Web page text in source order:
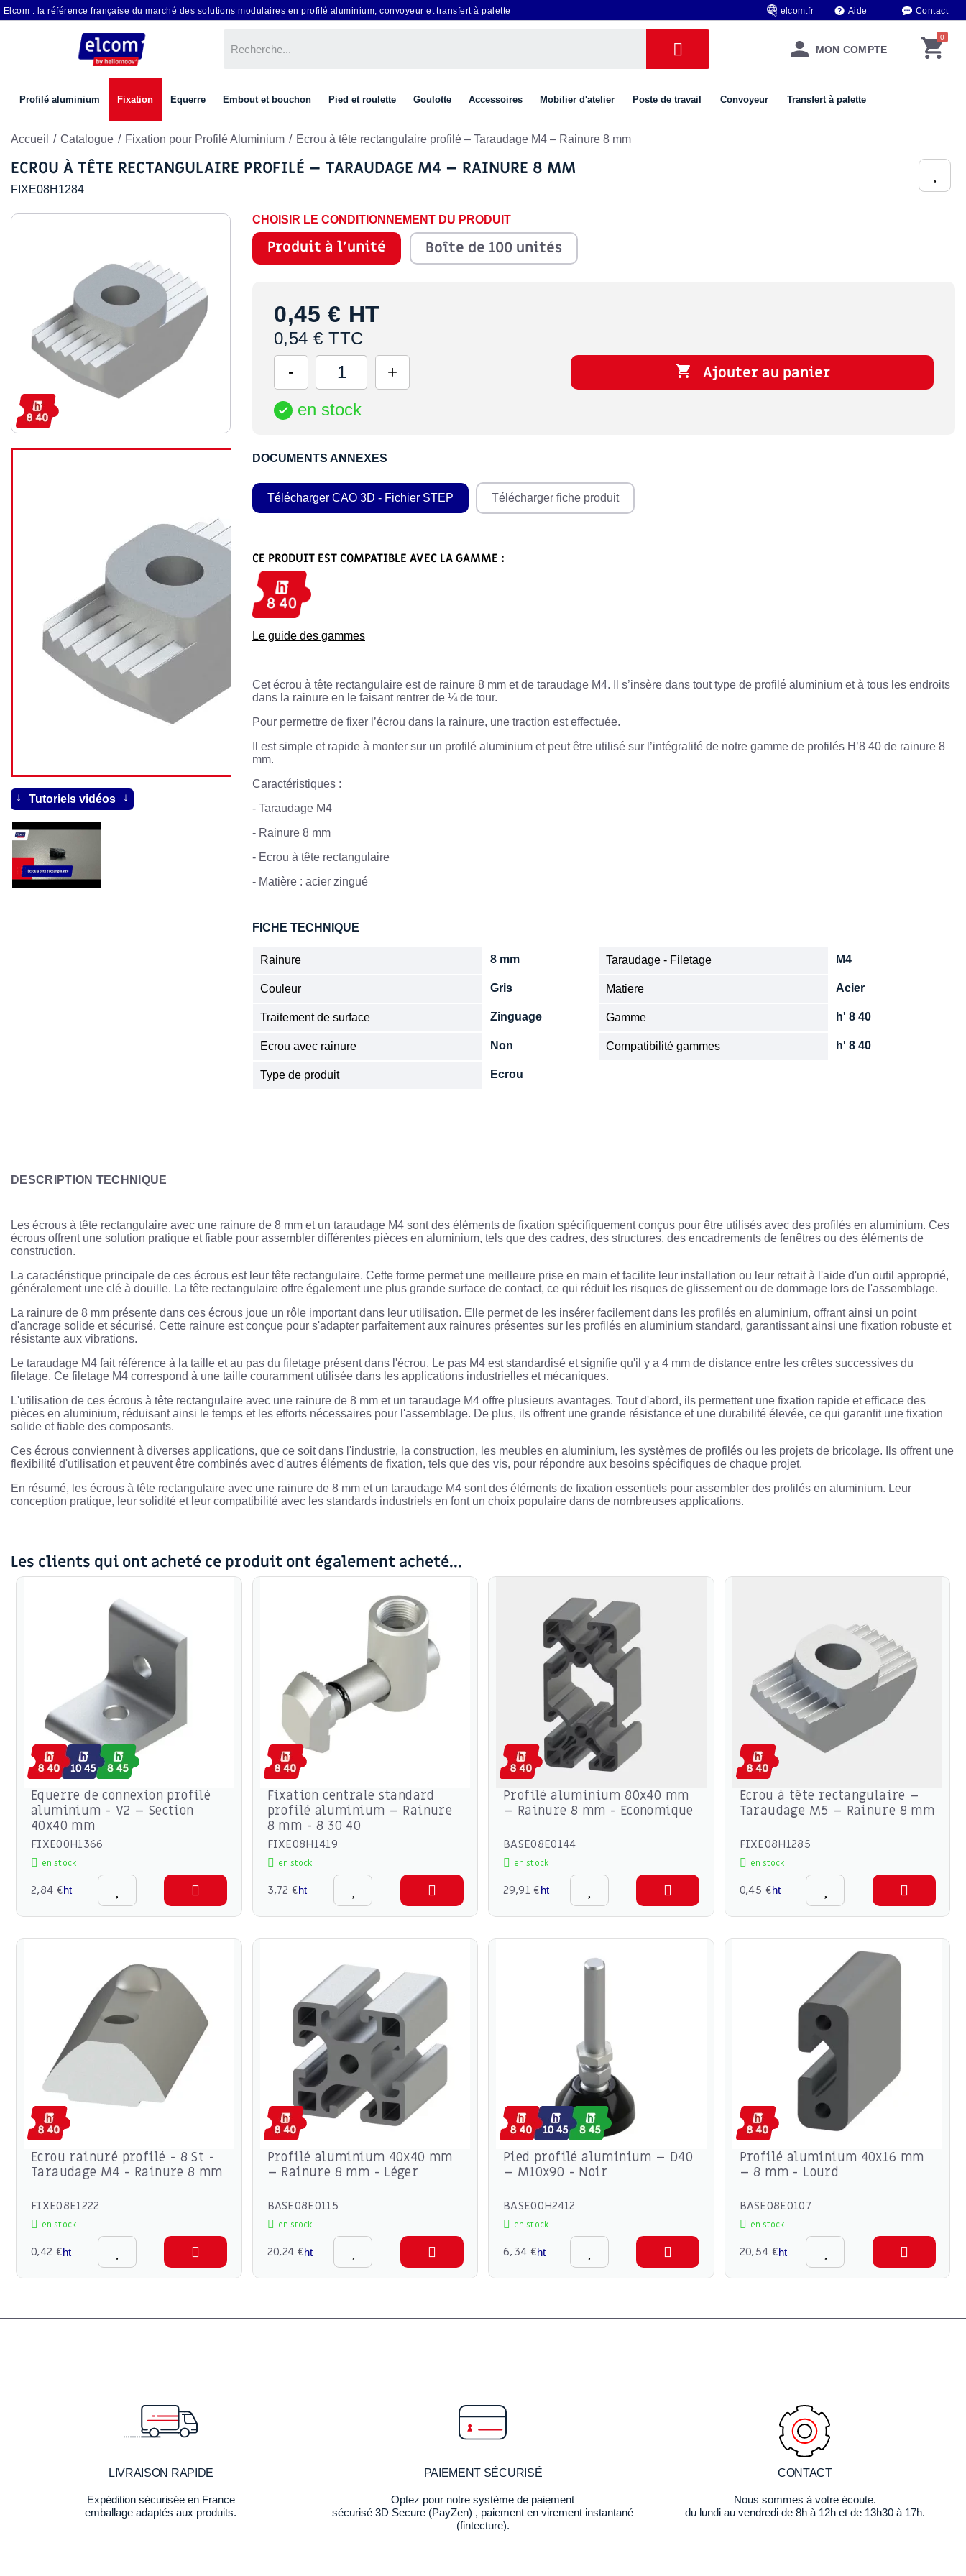
Elcom : la référence française du marché des solutions modulaires en profilé aluminium, convoyeur et transfert à palette elcom.fr Aide Contact
MON COMPTE
Profilé aluminium Fixation Equerre Embout et bouchon Pied et roulette Goulotte Accessoires Mobilier d'atelier Poste de travail Convoyeur Transfert à palette
Accueil Catalogue Fixation pour Profilé Aluminium Ecrou à tête rectangulaire profilé – Taraudage M4 – Rainure 8 mm
ECROU À TÊTE RECTANGULAIRE PROFILÉ – TARAUDAGE M4 – RAINURE 8 MM
FIXE08H1284
Tutoriels vidéos
CHOISIR LE CONDITIONNEMENT DU PRODUIT
Produit à l'unité Boîte de 100 unités
0,45 € HT
0,54 € TTC
 Ajouter au panier
 en stock
DOCUMENTS ANNEXES
Télécharger CAO 3D - Fichier STEP Télécharger fiche produit
CE PRODUIT EST COMPATIBLE AVEC LA GAMME :
Le guide des gammes
Cet écrou à tête rectangulaire est de rainure 8 mm et de taraudage M4. Il s’insère dans tout type de profilé aluminium et à tous les endroits
dans la rainure en le faisant rentrer de ¼ de tour.
Pour permettre de fixer l’écrou dans la rainure, une traction est effectuée.
Il est simple et rapide à monter sur un profilé aluminium et peut être utilisé sur l’intégralité de notre gamme de profilés H’8 40 de rainure 8
mm.
Caractéristiques :
- Taraudage M4
- Rainure 8 mm
- Ecrou à tête rectangulaire
- Matière : acier zingué
FICHE TECHNIQUE
Rainure 8 mm Taraudage - Filetage M4
Couleur Gris Matiere Acier
Traitement de surface Zinguage Gamme h' 8 40
Ecrou avec rainure Non Compatibilité gammes h' 8 40
Type de produit Ecrou
DESCRIPTION TECHNIQUE
Les écrous à tête rectangulaire avec une rainure de 8 mm et un taraudage M4 sont des éléments de fixation spécifiquement conçus pour être utilisés avec des profilés en aluminium. Ces
écrous offrent une solution pratique et fiable pour assembler différentes pièces en aluminium, tels que des cadres, des structures, des encadrements de fenêtres ou des éléments de
construction.
La caractéristique principale de ces écrous est leur tête rectangulaire. Cette forme permet une meilleure prise en main et facilite leur installation ou leur retrait à l'aide d'un outil approprié,
généralement une clé à douille. La tête rectangulaire offre également une plus grande surface de contact, ce qui réduit les risques de glissement ou de dommage lors de l'assemblage.
La rainure de 8 mm présente dans ces écrous joue un rôle important dans leur utilisation. Elle permet de les insérer facilement dans les profilés en aluminium, offrant ainsi un point
d'ancrage solide et sécurisé. Cette rainure est conçue pour s'adapter parfaitement aux rainures présentes sur les profilés en aluminium standard, garantissant ainsi une fixation robuste et
résistante aux vibrations.
Le taraudage M4 fait référence à la taille et au pas du filetage présent dans l'écrou. Le pas M4 est standardisé et signifie qu'il y a 4 mm de distance entre les crêtes successives du
filetage. Ce filetage M4 correspond à une taille couramment utilisée dans les applications industrielles et mécaniques.
L'utilisation de ces écrous à tête rectangulaire avec une rainure de 8 mm et un taraudage M4 offre plusieurs avantages. Tout d'abord, ils permettent une fixation rapide et efficace des
pièces en aluminium, réduisant ainsi le temps et les efforts nécessaires pour l'assemblage. De plus, ils offrent une grande résistance et une durabilité élevée, ce qui garantit une fixation
solide et fiable des composants.
Ces écrous conviennent à diverses applications, que ce soit dans l'industrie, la construction, les meubles en aluminium, les systèmes de profilés ou les projets de bricolage. Ils offrent une
flexibilité d'utilisation et peuvent être combinés avec d'autres éléments de fixation, tels que des vis, pour répondre aux besoins spécifiques de chaque projet.
En résumé, les écrous à tête rectangulaire avec une rainure de 8 mm et un taraudage M4 sont des éléments de fixation essentiels pour assembler des profilés en aluminium. Leur
conception pratique, leur solidité et leur compatibilité avec les standards industriels en font un choix populaire dans de nombreuses applications.
Les clients qui ont acheté ce produit ont également acheté...
Equerre de connexion profilé
aluminium - V2 – Section
40x40 mm
FIXE00H1366
en stock
2,84 €ht
Fixation centrale standard
profilé aluminium – Rainure
8 mm - 8 30 40
FIXE08H1419
en stock
3,72 €ht
Profilé aluminium 80x40 mm
– Rainure 8 mm - Economique
BASE08E0144
en stock
29,91 €ht
Ecrou à tête rectangulaire –
Taraudage M5 – Rainure 8 mm
FIXE08H1285
en stock
0,45 €ht
Ecrou rainuré profilé - 8 St -
Taraudage M4 - Rainure 8 mm
FIXE08E1222
en stock
0,42 €ht
Profilé aluminium 40x40 mm
– Rainure 8 mm - Léger
BASE08E0115
en stock
20,24 €ht
Pied profilé aluminium – D40
– M10x90 - Noir
BASE00H2412
en stock
6,34 €ht
Profilé aluminium 40x16 mm
– 8 mm - Lourd
BASE08E0107
en stock
20,54 €ht
LIVRAISON RAPIDE
Expédition sécurisée en France
emballage adaptés aux produits.
PAIEMENT SÉCURISÉ
Optez pour notre système de paiement
sécurisé 3D Secure (PayZen) , paiement en virement instantané
(fintecture).
CONTACT
Nous sommes à votre écoute.
du lundi au vendredi de 8h à 12h et de 13h30 à 17h.